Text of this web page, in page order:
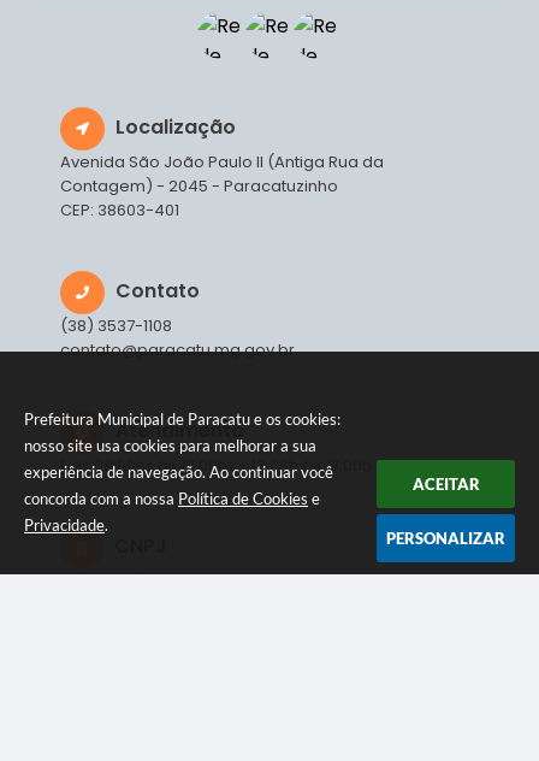
Prefeitura Municipal de Paracatu e os cookies:
nosso site usa cookies para melhorar a sua
experiência de navegação. Ao continuar você
concorda com a nossa Política de Cookies e
Privacidade.
ACEITAR
PERSONALIZAR
Localização
Avenida São João Paulo II (Antiga Rua da
Contagem) - 2045 - Paracatuzinho
CEP: 38603-401
Contato
(38) 3537-1108
contato@paracatu.mg.gov.br
Atendimento
Das 08:00hs às 12:00hs - 13:00h às 18:00h
18.278.051/0001-45